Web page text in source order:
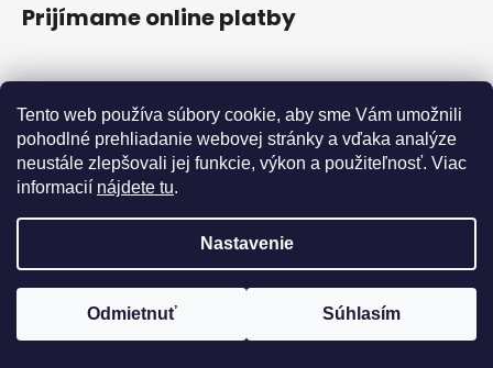
Tento web používa súbory cookie, aby sme Vám umožnili
pohodlné prehliadanie webovej stránky a vďaka analýze
neustále zlepšovali jej funkcie, výkon a použiteľnosť. Viac
informacií nájdete tu.
Nastavenie
Odmietnuť Súhlasím
Prijímame online platby